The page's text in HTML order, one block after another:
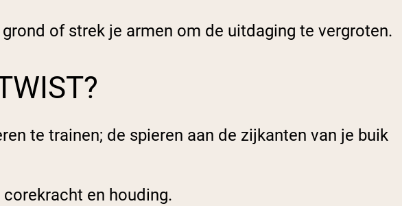
of strek je armen om de uitdaging te vergroten.
te trainen; de spieren aan de zijkanten van je buik
en houding.